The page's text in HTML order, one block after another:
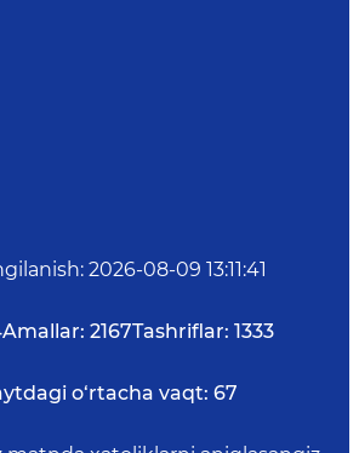
: 2026-08-09 13:11:41
Amallar: 2167Tashriflar: 1333
o‘rtacha vaqt: 67